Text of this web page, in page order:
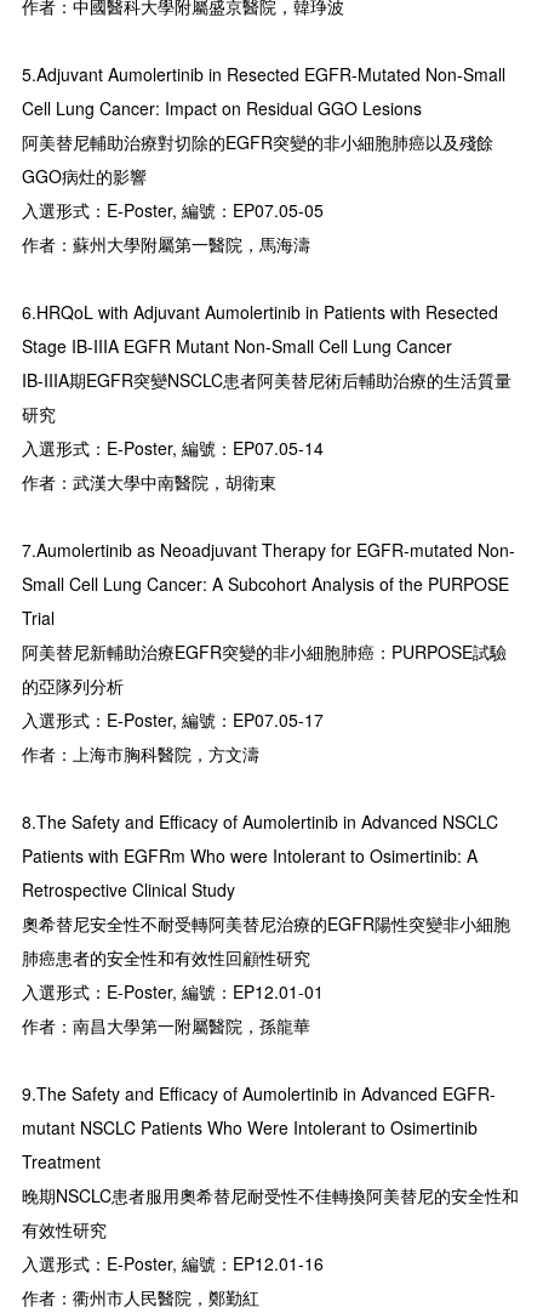
作者：中國醫科大學附屬盛京醫院，韓琤波
5.Adjuvant Aumolertinib in Resected EGFR-Mutated Non-Small
Cell Lung Cancer: Impact on Residual GGO Lesions
阿美替尼輔助治療對切除的EGFR突變的非小細胞肺癌以及殘餘
GGO病灶的影響
入選形式：E-Poster, 編號：EP07.05-05
作者：蘇州大學附屬第一醫院，馬海濤
6.HRQoL with Adjuvant Aumolertinib in Patients with Resected
Stage IB-IIIA EGFR Mutant Non-Small Cell Lung Cancer
IB-IIIA期EGFR突變NSCLC患者阿美替尼術后輔助治療的生活質量
研究
入選形式：E-Poster, 編號：EP07.05-14
作者：武漢大學中南醫院，胡衛東
7.Aumolertinib as Neoadjuvant Therapy for EGFR-mutated Non-
Small Cell Lung Cancer: A Subcohort Analysis of the PURPOSE
Trial
阿美替尼新輔助治療EGFR突變的非小細胞肺癌：PURPOSE試驗
的亞隊列分析
入選形式：E-Poster, 編號：EP07.05-17
作者：上海市胸科醫院，方文濤
8.The Safety and Efficacy of Aumolertinib in Advanced NSCLC
Patients with EGFRm Who were Intolerant to Osimertinib: A
Retrospective Clinical Study
奧希替尼安全性不耐受轉阿美替尼治療的EGFR陽性突變非小細胞
肺癌患者的安全性和有效性回顧性研究
入選形式：E-Poster, 編號：EP12.01-01
作者：南昌大學第一附屬醫院，孫龍華
9.The Safety and Efficacy of Aumolertinib in Advanced EGFR-
mutant NSCLC Patients Who Were Intolerant to Osimertinib
Treatment
晚期NSCLC患者服用奧希替尼耐受性不佳轉換阿美替尼的安全性和
有效性研究
入選形式：E-Poster, 編號：EP12.01-16
作者：衢州市人民醫院，鄭勤紅